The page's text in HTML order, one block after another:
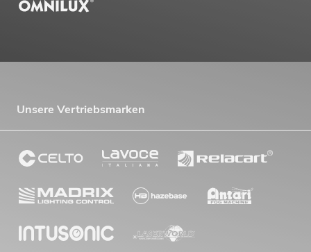
Unsere Vertriebsmarken